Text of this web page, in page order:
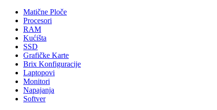
Matične Ploče
Procesori
RAM
Kućišta
SSD
Grafičke Karte
Brix Konfiguracije
Laptopovi
Monitori
Napajanja
Softver